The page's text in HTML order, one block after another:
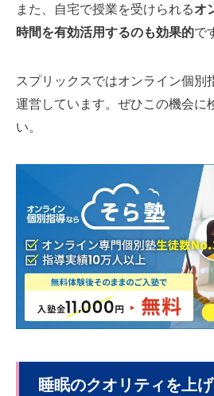
また、自宅で授業を受けられるオ
時間を有効活用するのも効果的で
スプリックスではオンライン個別
運営しています。ぜひこの機会に
い。
睡眠のクオリティを上